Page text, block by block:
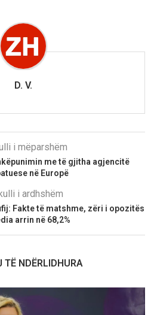
D. V.
i mëparshëm
me të gjitha agjencitë
në Europë
i ardhshëm
Fakte të matshme, zëri i opozitës
arrin në 68,2%
TË NDËRLIDHURA